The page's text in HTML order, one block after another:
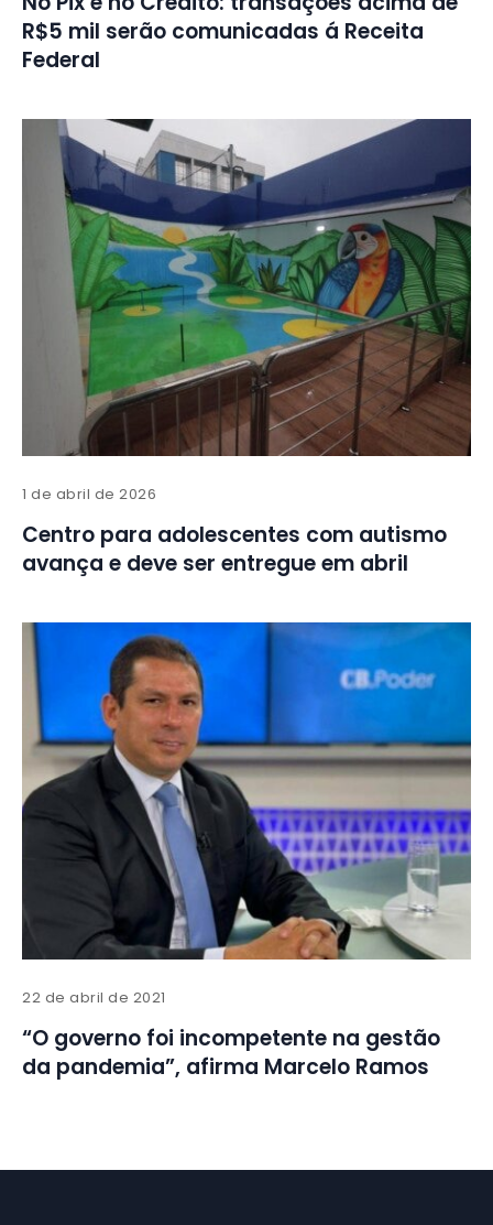
R$5 mil serão comunicadas á Receita
Federal
1 de abril de 2026
Centro para adolescentes com autismo
avança e deve ser entregue em abril
22 de abril de 2021
“O governo foi incompetente na gestão
da pandemia”, afirma Marcelo Ramos